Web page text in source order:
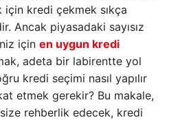
için kredi çekmek sıkça
Ancak piyasadaki sayısız
için en uygun kredi
adeta bir labirentte yol
kredi seçimi nasıl yapılır
etmek gerekir? Bu makale,
rehberlik edecek, kredi